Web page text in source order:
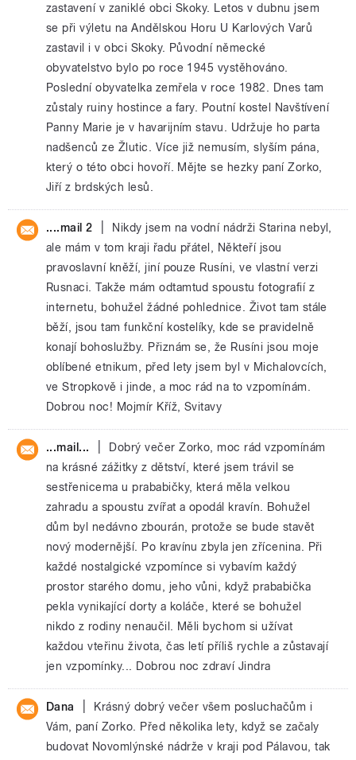
zastavení v zaniklé obci Skoky. Letos v dubnu jsem
se při výletu na Andělskou Horu U Karlových Varů
zastavil i v obci Skoky. Původní německé
obyvatelstvo bylo po roce 1945 vystěhováno.
Poslední obyvatelka zemřela v roce 1982. Dnes tam
zůstaly ruiny hostince a fary. Poutní kostel Navštívení
Panny Marie je v havarijním stavu. Udržuje ho parta
nadšenců ze Žlutic. Více již nemusím, slyším pána,
který o této obci hovoří. Mějte se hezky paní Zorko,
Jiří z brdských lesů.
....mail 2
Nikdy jsem na vodní nádrži Starina nebyl,
ale mám v tom kraji řadu přátel, Někteří jsou
pravoslavní kněží, jiní pouze Rusíni, ve vlastní verzi
Rusnaci. Takže mám odtamtud spoustu fotografií z
internetu, bohužel žádné pohlednice. Život tam stále
běží, jsou tam funkční kostelíky, kde se pravidelně
konají bohoslužby. Přiznám se, že Rusíni jsou moje
oblíbené etnikum, před lety jsem byl v Michalovcích,
ve Stropkově i jinde, a moc rád na to vzpomínám.
Dobrou noc! Mojmír Kříž, Svitavy
...mail...
Dobrý večer Zorko, moc rád vzpomínám
na krásné zážitky z dětství, které jsem trávil se
sestřenicema u prababičky, která měla velkou
zahradu a spoustu zvířat a opodál kravín. Bohužel
dům byl nedávno zbourán, protože se bude stavět
nový modernější. Po kravínu zbyla jen zřícenina. Při
každé nostalgické vzpomínce si vybavím každý
prostor starého domu, jeho vůni, když prababička
pekla vynikající dorty a koláče, které se bohužel
nikdo z rodiny nenaučil. Měli bychom si užívat
každou vteřinu života, čas letí příliš rychle a zůstavají
jen vzpomínky... Dobrou noc zdraví Jindra
Dana
Krásný dobrý večer všem posluchačům i
Vám, paní Zorko. Před několika lety, když se začaly
budovat Novomlýnské nádrže v kraji pod Pálavou, tak